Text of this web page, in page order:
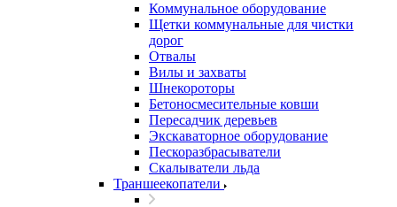
Коммунальное оборудование
Щетки коммунальные для чистки
дорог
Отвалы
Вилы и захваты
Шнекороторы
Бетоносмесительные ковши
Пересадчик деревьев
Экскаваторное оборудование
Пескоразбрасыватели
Скалыватели льда
Траншеекопатели